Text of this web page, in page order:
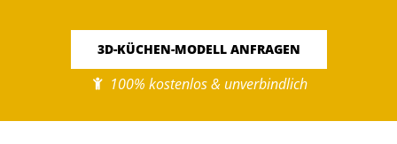
3D-KÜCHEN-MODELL ANFRAGEN
100% kostenlos & unverbindlich